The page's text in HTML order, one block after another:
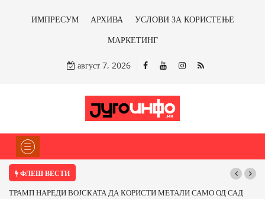
ИМПРЕСУМ АРХИВА
УСЛОВИ ЗА КОРИСТЕЊЕ
МАРКЕТИНГ
август 7, 2026
ФЛЕШ ВЕСТИ
ТРАМП НАРЕДИ ВОЈСКАТА ДА КОРИСТИ МЕТАЛИ САМО ОД САД